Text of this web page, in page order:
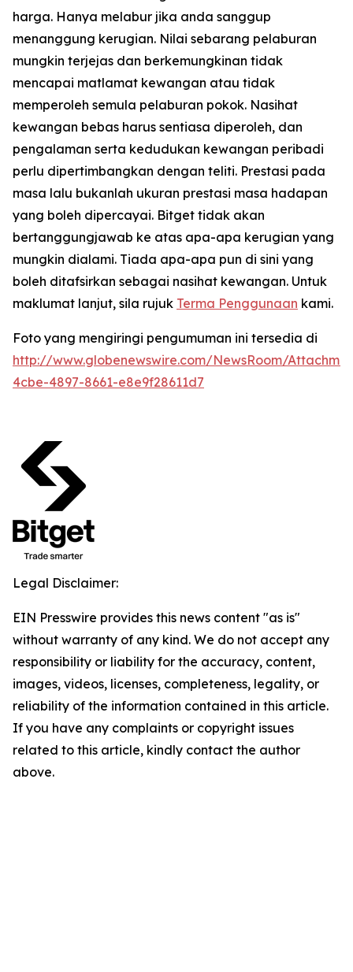
harga. Hanya melabur jika anda sanggup
menanggung kerugian. Nilai sebarang pelaburan
mungkin terjejas dan berkemungkinan tidak
mencapai matlamat kewangan atau tidak
memperoleh semula pelaburan pokok. Nasihat
kewangan bebas harus sentiasa diperoleh, dan
pengalaman serta kedudukan kewangan peribadi
perlu dipertimbangkan dengan teliti. Prestasi pada
masa lalu bukanlah ukuran prestasi masa hadapan
yang boleh dipercayai. Bitget tidak akan
bertanggungjawab ke atas apa-apa kerugian yang
mungkin dialami. Tiada apa-apa pun di sini yang
boleh ditafsirkan sebagai nasihat kewangan. Untuk
maklumat lanjut, sila rujuk Terma Penggunaan kami.
Foto yang mengiringi pengumuman ini tersedia di
http://www.globenewswire.com/NewsRoom/
4cbe-4897-8661-e8e9f28611d7
Legal Disclaimer:
EIN Presswire provides this news content "as is"
without warranty of any kind. We do not accept any
responsibility or liability for the accuracy, content,
images, videos, licenses, completeness, legality, or
reliability of the information contained in this article.
If you have any complaints or copyright issues
related to this article, kindly contact the author
above.